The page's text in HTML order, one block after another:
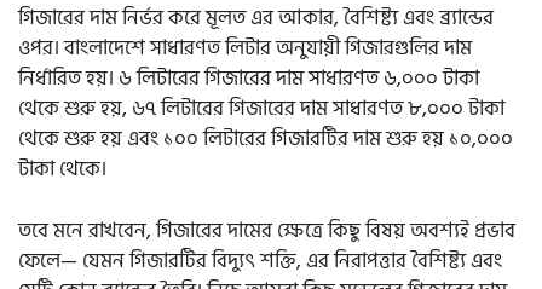
গিজারের দাম নির্ভর করে মূলত এর আকার, বৈশিষ্ট্য এবং ব্র্যান্ডের
ওপর। বাংলাদেশে সাধারণত লিটার অনুযায়ী গিজারগুলির দাম
নির্ধারিত হয়। ৬ লিটারের গিজারের দাম সাধারণত ৬,০০০ টাকা
থেকে শুরু হয়, ৬৭ লিটারের গিজারের দাম সাধারণত ৮,০০০ টাকা
থেকে শুরু হয় এবং ১০০ লিটারের গিজারটির দাম শুরু হয় ১০,০০০
টাকা থেকে।
তবে মনে রাখবেন, গিজারের দামের ক্ষেত্রে কিছু বিষয় অবশ্যই প্রভাব
ফেলে— যেমন গিজারটির বিদ্যুৎ শক্তি, এর নিরাপত্তার বৈশিষ্ট্য এবং